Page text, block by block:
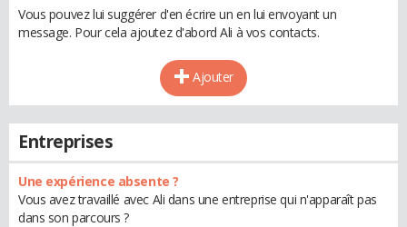
Vous pouvez lui suggérer d'en écrire un en lui envoyant un
message. Pour cela ajoutez d'abord Ali à vos contacts.
Ajouter
Entreprises
Une expérience absente ?
Vous avez travaillé avec Ali dans une entreprise qui n'apparaît pas
dans son parcours ?